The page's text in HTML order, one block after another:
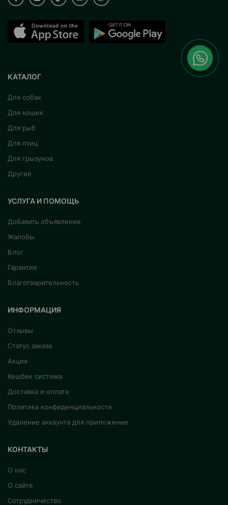
КАТАЛОГ
Для собак
Для кошек
Для рыб
Для птиц
Для грызунов
Другие
УСЛУГА И ПОМОЩЬ
Добавить объявление
Жалобы
Блог
Гарантия
Благотварительность
ИНФОРМАЦИЯ
Отзывы
Статус заказа
Акция
Кешбек система
Доставка и оплата
Политика конфиденциальности
Удаление аккаунта для приложение
КОНТАКТЫ
О нас
О сайте
Сотрудничество